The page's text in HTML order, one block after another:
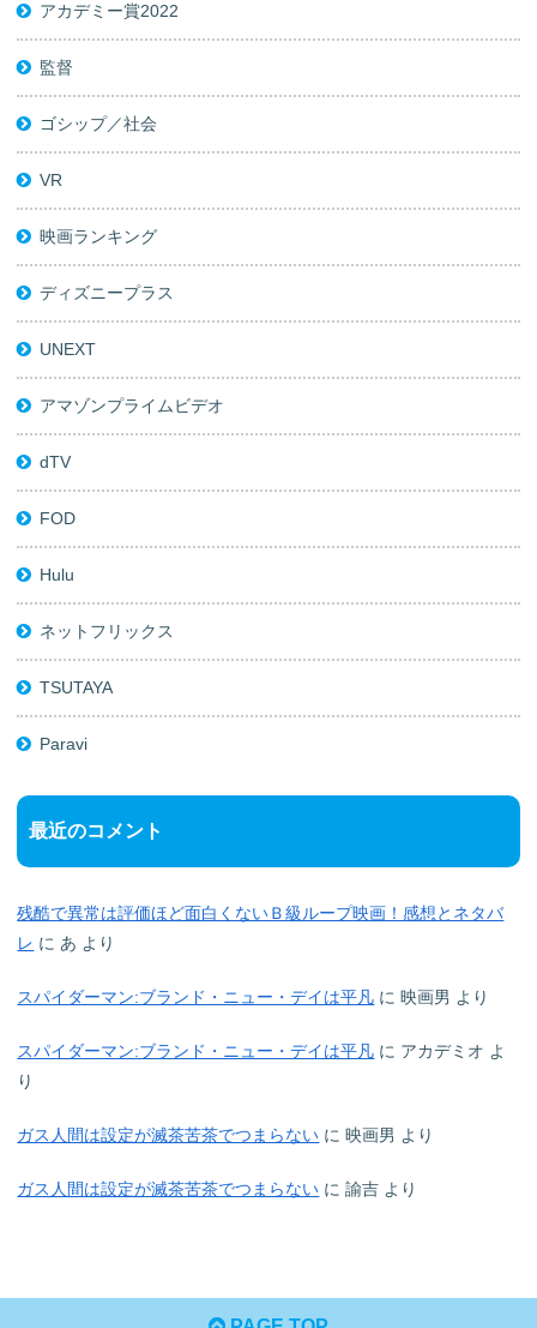
アカデミー賞2022
監督
ゴシップ／社会
VR
映画ランキング
ディズニープラス
UNEXT
アマゾンプライムビデオ
dTV
FOD
Hulu
ネットフリックス
TSUTAYA
Paravi
最近のコメント
残酷で異常は評価ほど面白くないＢ級ループ映画！感想とネタバ
レ に あ より
スパイダーマン:ブランド・ニュー・デイは平凡 に映画男 より
スパイダーマン:ブランド・ニュー・デイは平凡 に アカデミオ よ
り
ガス人間は設定が滅茶苦茶でつまらない に映画男 より
ガス人間は設定が滅茶苦茶でつまらない に諭吉 より